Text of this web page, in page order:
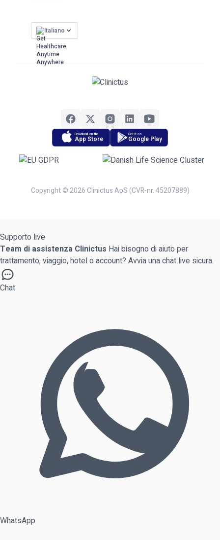
Italiano
Download on the
App Store
Get it on
Google Play
Copyright © 2026 Clinictus ApS (CVR-nr. 45207889)
Supporto live
Team di assistenza Clinictus Hai bisogno di aiuto per
trattamento, viaggio, hotel o account? Avvia una chat live sicura.
Chat
WhatsApp